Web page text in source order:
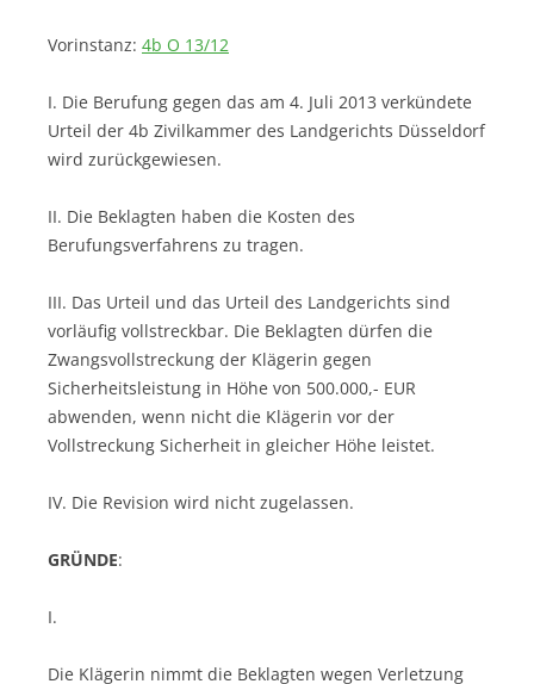
Vorinstanz: 4b O 13/12
I. Die Berufung gegen das am 4. Juli 2013 verkündete
Urteil der 4b Zivilkammer des Landgerichts Düsseldorf
wird zurückgewiesen.
II. Die Beklagten haben die Kosten des
Berufungsverfahrens zu tragen.
III. Das Urteil und das Urteil des Landgerichts sind
vorläufig vollstreckbar. Die Beklagten dürfen die
Zwangsvollstreckung der Klägerin gegen
Sicherheitsleistung in Höhe von 500.000,- EUR
abwenden, wenn nicht die Klägerin vor der
Vollstreckung Sicherheit in gleicher Höhe leistet.
IV. Die Revision wird nicht zugelassen.
GRÜNDE:
I.
Die Klägerin nimmt die Beklagten wegen Verletzung